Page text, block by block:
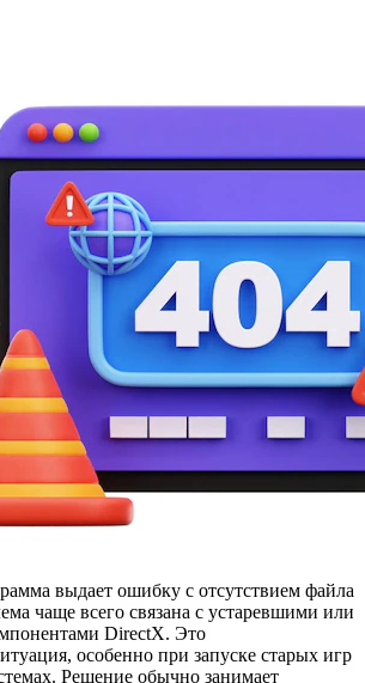
выдает ошибку с отсутствием файла
чаще всего связана с устаревшими или
DirectX. Это
особенно при запуске старых игр
Решение обычно занимает